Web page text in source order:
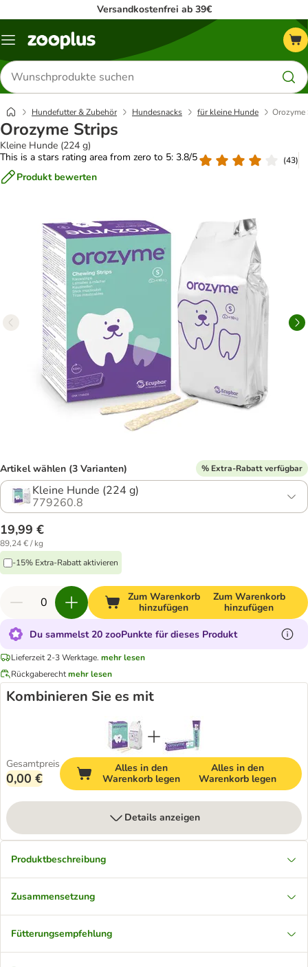
Versandkostenfrei ab 39€
Menü
Produkte
suchen
Hundefutter & Zubehör Hundesnacks für kleine Hunde Orozyme
Orozyme Strips
Kleine Hunde (224 g)
This is a stars rating area from zero to 5: 3.8/5
(43)
Produkt bewerten
Artikel wählen (3 Varianten) % Extra-Rabatt verfügbar
Kleine Hunde (224 g)
779260.8
19,99 €
89,24 € / kg
-15% Extra-Rabatt aktivieren
Zum Warenkorb
hinzufügen
Zum Warenkorb
hinzufügen
Du sammelst 20 zooPunkte für dieses Produkt
Lieferzeit 2-3 Werktage. mehr lesen
Rückgaberechtmehr lesen
Kombinieren Sie es mit
Gesamtpreis
0,00 €
Alles in den
Warenkorb legen
Alles in den
Warenkorb legen
Details anzeigen
Produktbeschreibung
Zusammensetzung
Fütterungsempfehlung